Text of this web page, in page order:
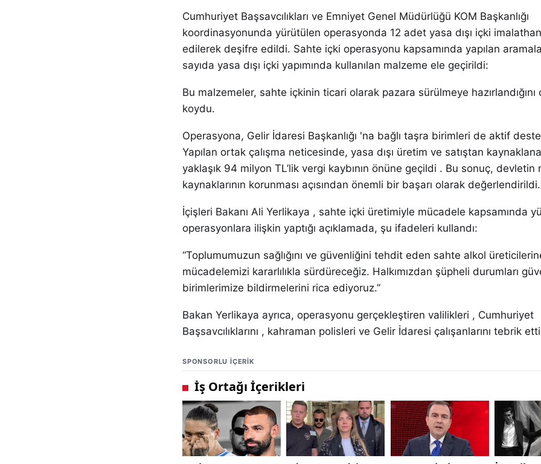
Cumhuriyet Başsavcılıkları ve Emniyet Genel Müdürlüğü KOM Başkanlığı
koordinasyonunda yürütülen operasyonda 12 adet yasa dışı içki
edilerek deşifre edildi. Sahte içki operasyonu kapsamında yapılan
sayıda yasa dışı içki yapımında kullanılan malzeme ele geçirildi:
Bu malzemeler, sahte içkinin ticari olarak pazara sürülmeye hazırlandığını
koydu.
Operasyona, Gelir İdaresi Başkanlığı 'na bağlı taşra birimleri de aktif
Yapılan ortak çalışma neticesinde, yasa dışı üretim ve satıştan
yaklaşık 94 milyon TL’lik vergi kaybının önüne geçildi . Bu sonuç, devletin
kaynaklarının korunması açısından önemli bir başarı olarak değerlendirildi.
İçişleri Bakanı Ali Yerlikaya , sahte içki üretimiyle mücadele kapsamında
operasyonlara ilişkin yaptığı açıklamada, şu ifadeleri kullandı:
“Toplumumuzun sağlığını ve güvenliğini tehdit eden sahte alkol
mücadelemizi kararlılıkla sürdüreceğiz. Halkımızdan şüpheli durumları
birimlerimize bildirmelerini rica ediyoruz.”
Bakan Yerlikaya ayrıca, operasyonu gerçekleştiren valilikleri , Cumhuriyet
Başsavcılıklarını , kahraman polisleri ve Gelir İdaresi çalışanlarını tebrik
SPONSORLU IÇERIK